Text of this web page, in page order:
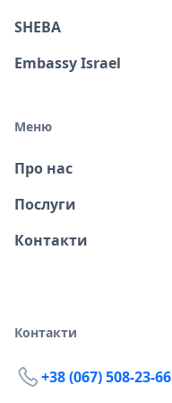
SHEBA
Embassy Israel
Меню
Про нас
Послуги
Контакти
Контакти
+38 (067) 508-23-66